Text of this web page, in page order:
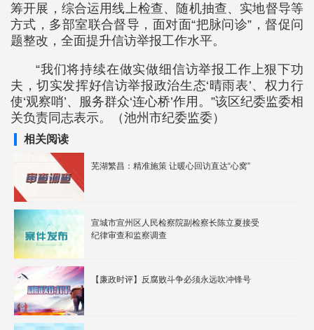
筹开展，综合运用线上检查、随机抽查、实地督导等
方式，多部室联合督导，面对面“把脉问诊”，督促问
题整改，全面提升信访举报工作水平。
“我们将持续在做实做细信访举报工作上狠下功
夫，切实发挥好信访举报政治生态‘晴雨表’、权力行
使‘观察哨’、服务群众‘连心桥’作用。”该区纪委监委相
关负责同志表示。（池州市纪委监委）
相关阅读
芜湖繁昌：精准施策 让暖心回访直达“心窝”
宣城市宣州区人民检察院副检察长陈立夏接受
纪律审查和监察调查
【廉政时评】反腐败斗争必须永远吹冲锋号